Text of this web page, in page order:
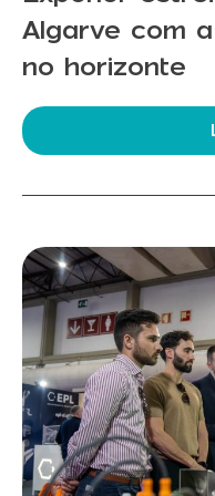
Algarve com
no horizonte